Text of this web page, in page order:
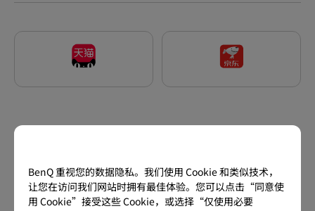
BenQ 重视您的数据隐私。我们使用 Cookie 和类似技术，
让您在访问我们网站时拥有最佳体验。您可以点击“同意使
用 Cookie”接受这些 Cookie，或选择“仅使用必要